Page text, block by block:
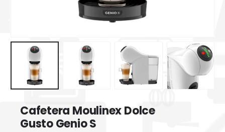
Cafetera Moulinex Dolce
Gusto Genio S